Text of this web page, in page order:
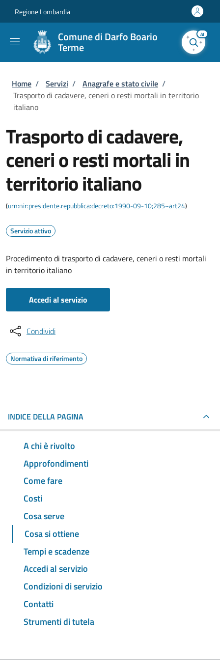
Regione Lombardia
Comune di Darfo Boario
Terme
AI
Briciole di pane
Home / Servizi / Anagrafe e stato civile /
Trasporto di cadavere, ceneri o resti mortali in territorio
italiano
Trasporto di cadavere,
ceneri o resti mortali in
territorio italiano
(urn:nir:presidente.repubblica:decreto:1990-09-10;285~art24)
Servizio attivo
Procedimento di trasporto di cadavere, ceneri o resti mortali
in territorio italiano
Accedi al servizio
Condividi
Normativa di riferimento
INDICE DELLA PAGINA
A chi è rivolto
Approfondimenti
Come fare
Costi
Cosa serve
Cosa si ottiene
Tempi e scadenze
Accedi al servizio
Condizioni di servizio
Contatti
Strumenti di tutela